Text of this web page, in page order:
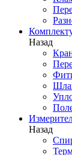
Назад
Назад